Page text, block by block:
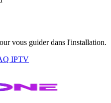
vous guider dans l'installation.
IPTV